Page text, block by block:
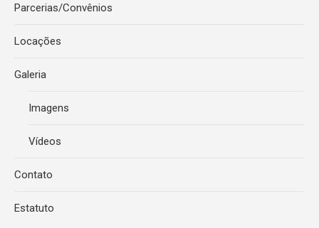
Parcerias/Convênios
Locações
Galeria
Imagens
Vídeos
Contato
Estatuto